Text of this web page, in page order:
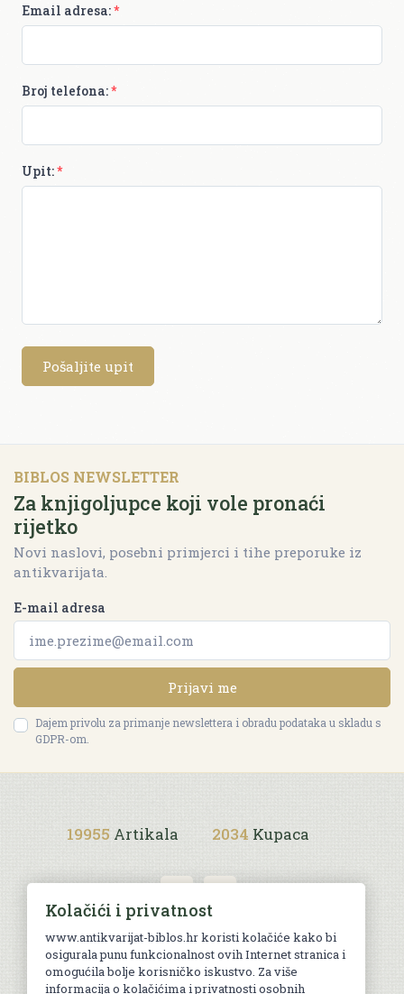
Email adresa:*
Broj telefona:*
Upit:*
Pošaljite upit
BIBLOS NEWSLETTER
Za knjigoljupce koji vole pronaći
rijetko
Novi naslovi, posebni primjerci i tihe preporuke iz
antikvarijata.
E-mail adresa
Prijavi me
Dajem privolu za primanje newslettera i obradu podataka u skladu s
GDPR-om.
19955 Artikala 2034 Kupaca
Uvjeti kupnje
Kolačići i privatnost
www.antikvarijat-biblos.hr koristi kolačiće kako bi
osigurala punu funkcionalnost ovih Internet stranica i
omogućila bolje korisničko iskustvo. Za više
informacija o kolačićima i privatnosti osobnih